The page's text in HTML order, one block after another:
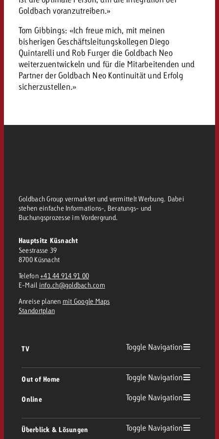
Goldbach voranzutreiben.»
Tom Gibbings: «Ich freue mich, mit meinen
bisherigen Geschäftsleitungskollegen Diego
Quintarelli und Rob Furger die Goldbach Neo
weiterzuentwickeln und für die Mitarbeitenden und
Partner der Goldbach Neo Kontinuität und Erfolg
sicherzustellen.»
Goldbach Group vermarktet und vermittelt Werbung. Dabei
stehen einfache Informations-, Beratungs- und
Buchungsprozesse im Vordergrund.
Hauptsitz Küsnacht
Seestrasse 39
8700 Küsnacht
Telefon +41 44 914 91 00
E-Mail info.ch@goldbach.com
Anreise planen mit Google Maps
Standortplan
TV Toggle Navigation
Out of Home Toggle Navigation
Out of Home Übersicht
Plakatwerbung
Online Toggle Navigation
Überblick & Lösungen Toggle Navigation